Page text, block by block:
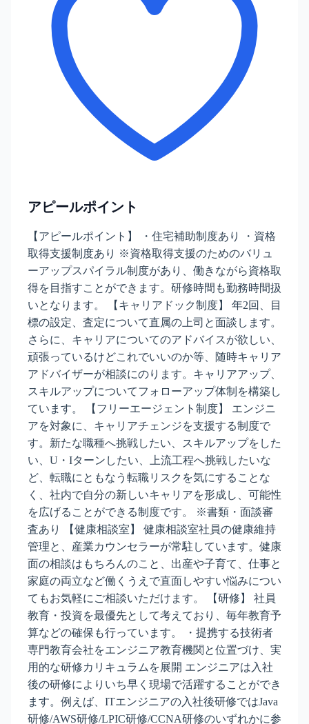
アピールポイント
【アピールポイント】 ・住宅補助制度あり ・資格
取得支援制度あり ※資格取得支援のためのバリュ
ーアップスパイラル制度があり、働きながら資格取
得を目指すことができます。研修時間も勤務時間扱
いとなります。 【キャリアドック制度】 年2回、目
標の設定、査定について直属の上司と面談します。
さらに、キャリアについてのアドバイスが欲しい、
頑張っているけどこれでいいのか等、随時キャリア
アドバイザーが相談にのります。キャリアアップ、
スキルアップについてフォローアップ体制を構築し
ています。 【フリーエージェント制度】 エンジニ
アを対象に、キャリアチェンジを支援する制度で
す。新たな職種へ挑戦したい、スキルアップをした
い、U・Iターンしたい、上流工程へ挑戦したいな
ど、転職にともなう転職リスクを気にすることな
く、社内で自分の新しいキャリアを形成し、可能性
を広げることができる制度です。 ※書類・面談審
査あり 【健康相談室】 健康相談室社員の健康維持
管理と、産業カウンセラーが常駐しています。健康
面の相談はもちろんのこと、出産や子育て、仕事と
家庭の両立など働くうえで直面しやすい悩みについ
てもお気軽にご相談いただけます。 【研修】 社員
教育・投資を最優先として考えており、毎年教育予
算などの確保も行っています。 ・提携する技術者
専門教育会社をエンジニア教育機関と位置づけ、実
用的な研修カリキュラムを展開 エンジニアは入社
後の研修によりいち早く現場で活躍することができ
ます。例えば、ITエンジニアの入社後研修ではJava
研修/AWS研修/LPIC研修/CCNA研修のいずれかに参